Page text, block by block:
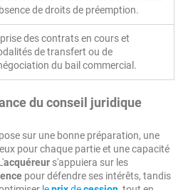
de droits de préemption.
des contrats en cours et
de transfert ou de
du bail commercial.
du conseil juridique
sur une bonne préparation, une
pour chaque partie et une capacité
acquéreur s'appuiera sur les
pour défendre ses intérêts, tandis